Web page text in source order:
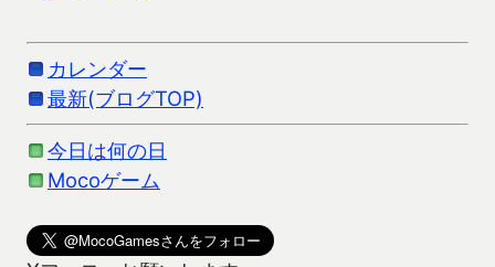
カレンダー
最新(ブログTOP)
今日は何の日
Mocoゲーム